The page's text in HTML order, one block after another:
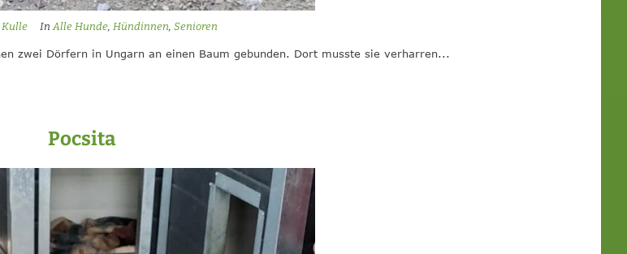
Kulle InAlle Hunde, Hündinnen, Senioren
zwei Dörfern in Ungarn an einen Baum gebunden. Dort musste sie verharren...
Pocsita